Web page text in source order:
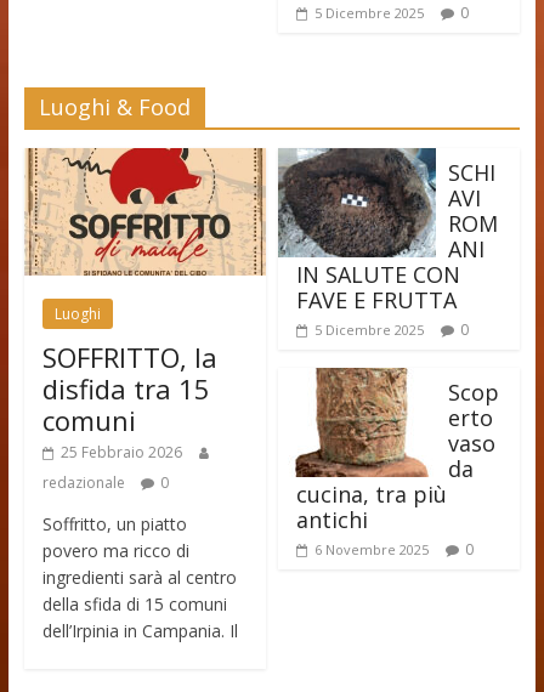
5 Dicembre 2025 0
Luoghi & Food
Luoghi
SOFFRITTO, la
disfida tra 15
comuni
25 Febbraio 2026
redazionale
0
Soffritto, un piatto
povero ma ricco di
ingredienti sarà al centro
della sfida di 15 comuni
dell’Irpinia in Campania. Il
SCHI
AVI
ROM
ANI
IN SALUTE CON
FAVE E FRUTTA
5 Dicembre 2025 0
Scop
erto
vaso
da
cucina, tra più
antichi
6 Novembre 2025 0